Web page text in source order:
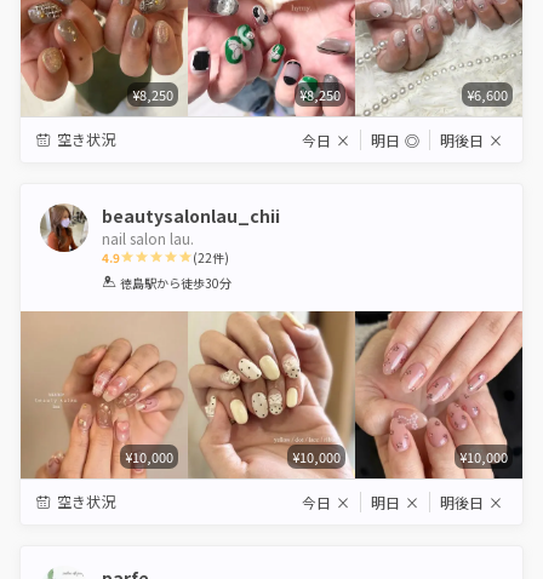
¥8,250 ¥8,250 ¥6,600
空き状況 今日 × 明日 ◎ 明後日 ×
beautysalonlau_chii
nail salon lau.
4.9
1 2 3 4 5
(22件)
徳島駅から徒歩30分
¥10,000 ¥10,000 ¥10,000
空き状況 今日 × 明日 × 明後日 ×